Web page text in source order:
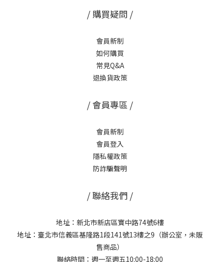
/ 購買疑問 /
會員新制
如何購買
常見Q&A
退換貨政策
/ 會員專區 /
會員新制
會員登入
隱私權政策
防詐騙聲明
/ 聯絡我們 /
地址：新北市新店區寶中路74號6樓
地址：臺北市信義區基隆路1段141號13樓之9（辦公室，未販
售商品）
聯絡時間：週一至週五10:00-18:00